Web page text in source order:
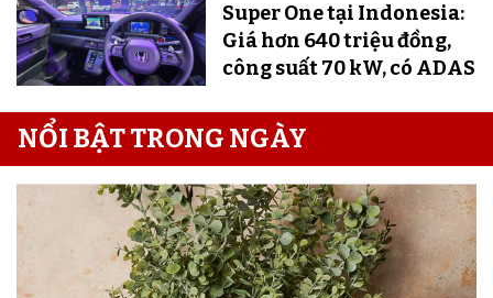
Super One tại Indonesia:
Giá hơn 640 triệu đồng,
công suất 70 kW, có ADAS
NỔI BẬT TRONG NGÀY